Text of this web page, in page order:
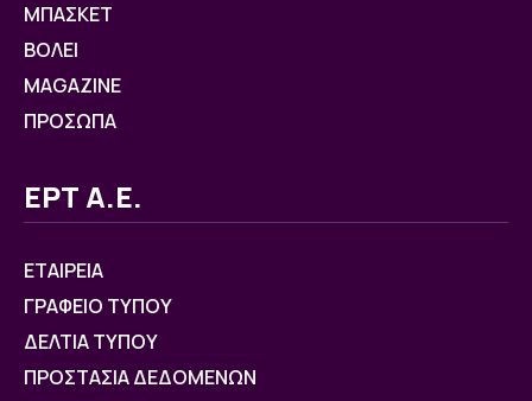
ΜΠΑΣΚΕΤ
ΒOΛΕΙ
MAGAZINE
ΠΡΟΣΩΠΑ
ΕΡΤ Α.Ε.
ΕΤΑΙΡΕΙΑ
ΓΡΑΦΕΙΟ ΤΥΠΟΥ
ΔΕΛΤΙΑ ΤΥΠΟΥ
ΠΡΟΣΤΑΣΙΑ ΔΕΔΟΜΕΝΩΝ